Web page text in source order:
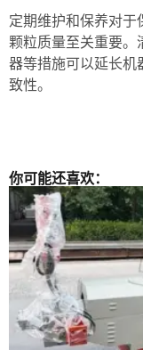
定期维护和保养对
颗粒质量至关重要
器等措施可以延长
致性。
你可能还喜欢：